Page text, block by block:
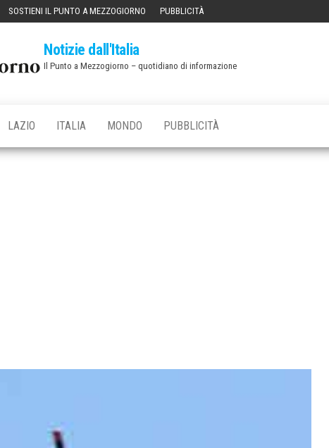
SOSTIENI IL PUNTO A MEZZOGIORNO PUBBLICITÀ
Notizie dall'Italia
Il Punto a Mezzogiorno – quotidiano di informazione
LAZIO ITALIA MONDO PUBBLICITÀ